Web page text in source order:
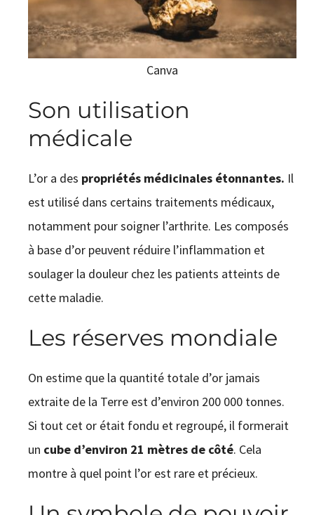
Canva
Son utilisation
médicale
L’or a des propriétés médicinales étonnantes. Il
est utilisé dans certains traitements médicaux,
notamment pour soigner l’arthrite. Les composés
à base d’or peuvent réduire l’inflammation et
soulager la douleur chez les patients atteints de
cette maladie.
Les réserves mondiale
On estime que la quantité totale d’or jamais
extraite de la Terre est d’environ 200 000 tonnes.
Si tout cet or était fondu et regroupé, il formerait
un cube d’environ 21 mètres de côté. Cela
montre à quel point l’or est rare et précieux.